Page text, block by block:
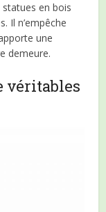
en bois
Il n’empêche
une
demeure.
véritables